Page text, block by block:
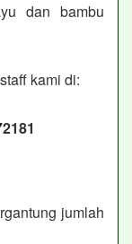
dan bambu
kami di:
jumlah